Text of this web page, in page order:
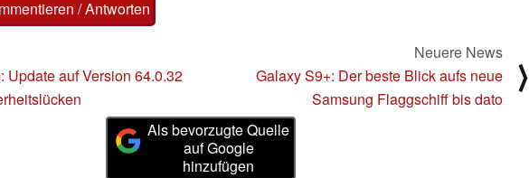
/ Antworten
Update auf Version 64.0.32
Neuere News
Galaxy S9+: Der beste Blick aufs neue
Samsung Flaggschiff bis dato
⟩
Als bevorzugte Quelle
auf Google
hinzufügen